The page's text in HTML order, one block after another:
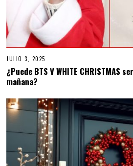
JULIO 3, 2025
U
L
,
2
0
2
5
¿Puede BTS V WHITE CHRISTMAS
mañana?